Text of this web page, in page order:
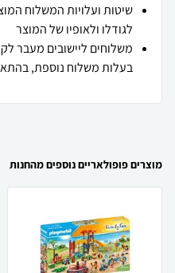
שיטות ועלויות המשלוח
לגודלו ולאופיו של המוצר
משלוחים ליישובים מעבר
בעלות משלוח נוספת,
מוצרים פופולאריים נוספים מהחנות